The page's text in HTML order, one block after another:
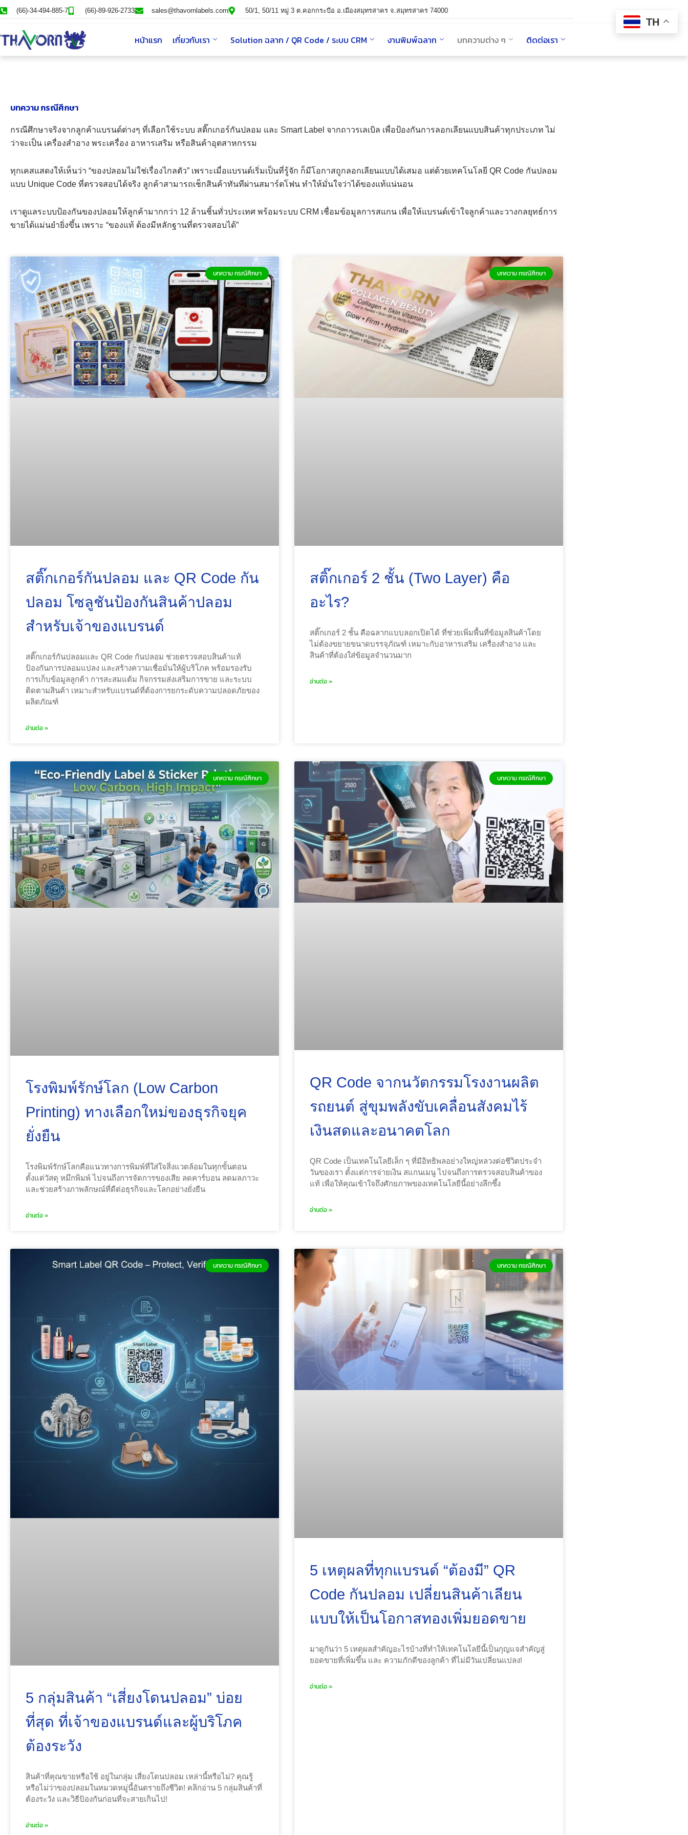
Skip
to
content
(66)-34-494-885-7 (66)-89-926-2733 sales@thavornlabels.com 50/1, 50/11 หมู่ 3 ต.คอกกระบือ อ.เมืองสมุทรสาคร จ.สมุทรสาคร 74000
หน้าแรก เกี่ยวกับเรา Solution ฉลาก / QR Code / ระบบ CRM งานพิมพ์ฉลาก บทความต่าง ๆ ติดต่อเรา
บทความ กรณีศึกษา
กรณีศึกษาจริงจากลูกค้าแบรนด์ต่างๆ ที่เลือกใช้ระบบ สติ๊กเกอร์กันปลอม และ Smart Label จากถาวรเลเบิล เพื่อป้องกันการลอกเลียนแบบสินค้าทุกประเภท ไม่
ว่าจะเป็น เครื่องสำอาง พระเครื่อง อาหารเสริม หรือสินค้าอุตสาหกรรม
ทุกเคสแสดงให้เห็นว่า “ของปลอมไม่ใช่เรื่องไกลตัว” เพราะเมื่อแบรนด์เริ่มเป็นที่รู้จัก ก็มีโอกาสถูกลอกเลียนแบบได้เสมอ แต่ด้วยเทคโนโลยี QR Code กันปลอม
แบบ Unique Code ที่ตรวจสอบได้จริง ลูกค้าสามารถเช็กสินค้าทันทีผ่านสมาร์ตโฟน ทำให้มั่นใจว่าได้ของแท้แน่นอน
เราดูแลระบบป้องกันของปลอมให้ลูกค้ามากกว่า 12 ล้านชิ้นทั่วประเทศ พร้อมระบบ CRM เชื่อมข้อมูลการสแกน เพื่อให้แบรนด์เข้าใจลูกค้าและวางกลยุทธ์การ
ขายได้แม่นยำยิ่งขึ้น เพราะ “ของแท้ ต้องมีหลักฐานที่ตรวจสอบได้”
บทความ กรณีศึกษา
สติ๊กเกอร์กันปลอม และ QR Code กัน
ปลอม โซลูชันป้องกันสินค้าปลอม
สำหรับเจ้าของแบรนด์
สติ๊กเกอร์กันปลอมและ QR Code กันปลอม ช่วยตรวจสอบสินค้าแท้
ป้องกันการปลอมแปลง และสร้างความเชื่อมั่นให้ผู้บริโภค พร้อมรองรับ
การเก็บข้อมูลลูกค้า การสะสมแต้ม กิจกรรมส่งเสริมการขาย และระบบ
ติดตามสินค้า เหมาะสำหรับแบรนด์ที่ต้องการยกระดับความปลอดภัยของ
ผลิตภัณฑ์
อ่านต่อ »
บทความ กรณีศึกษา
สติ๊กเกอร์ 2 ชั้น (Two Layer) คือ
อะไร?
สติ๊กเกอร์ 2 ชั้น คือฉลากแบบลอกเปิดได้ ที่ช่วยเพิ่มพื้นที่ข้อมูลสินค้าโดย
ไม่ต้องขยายขนาดบรรจุภัณฑ์ เหมาะกับอาหารเสริม เครื่องสำอาง และ
สินค้าที่ต้องใส่ข้อมูลจำนวนมาก
อ่านต่อ »
บทความ กรณีศึกษา
โรงพิมพ์รักษ์โลก (Low Carbon
Printing) ทางเลือกใหม่ของธุรกิจยุค
ยั่งยืน
โรงพิมพ์รักษ์โลกคือแนวทางการพิมพ์ที่ใส่ใจสิ่งแวดล้อมในทุกขั้นตอน
ตั้งแต่วัสดุ หมึกพิมพ์ ไปจนถึงการจัดการของเสีย ลดคาร์บอน ลดมลภาวะ
และช่วยสร้างภาพลักษณ์ที่ดีต่อธุรกิจและโลกอย่างยั่งยืน
อ่านต่อ »
บทความ กรณีศึกษา
QR Code จากนวัตกรรมโรงงานผลิต
รถยนต์ สู่ขุมพลังขับเคลื่อนสังคมไร้
เงินสดและอนาคตโลก
QR Code เป็นเทคโนโลยีเล็ก ๆ ที่มีอิทธิพลอย่างใหญ่หลวงต่อชีวิตประจำ
วันของเรา ตั้งแต่การจ่ายเงิน สแกนเมนู ไปจนถึงการตรวจสอบสินค้าของ
แท้ เพื่อให้คุณเข้าใจถึงศักยภาพของเทคโนโลยีนี้อย่างลึกซึ้ง
อ่านต่อ »
บทความ กรณีศึกษา
5 กลุ่มสินค้า “เสี่ยงโดนปลอม” บ่อย
ที่สุด ที่เจ้าของแบรนด์และผู้บริโภค
ต้องระวัง
สินค้าที่คุณขายหรือใช้ อยู่ในกลุ่ม เสี่ยงโดนปลอม เหล่านี้หรือไม่? คุณรู้
หรือไม่ว่าของปลอมในหมวดหมู่นี้อันตรายถึงชีวิต! คลิกอ่าน 5 กลุ่มสินค้าที่
ต้องระวัง และวิธีป้องกันก่อนที่จะสายเกินไป!
อ่านต่อ »
บทความ กรณีศึกษา
5 เหตุผลที่ทุกแบรนด์ “ต้องมี” QR
Code กันปลอม เปลี่ยนสินค้าเลียน
แบบให้เป็นโอกาสทองเพิ่มยอดขาย
มาดูกันว่า 5 เหตุผลสำคัญอะไรบ้างที่ทำให้เทคโนโลยีนี้เป็นกุญแจสำคัญสู่
ยอดขายที่เพิ่มขึ้น และ ความภักดีของลูกค้า ที่ไม่มีวันเปลี่ยนแปลง!
อ่านต่อ »
TH